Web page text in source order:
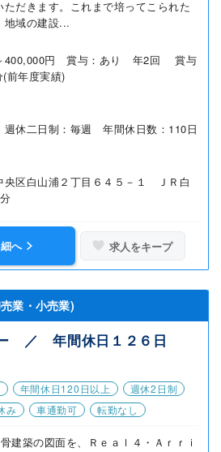
ただきます。これまで培ってこられた
地域の建設...
400,000円 賞与：あり 年2回 賞与
(前年度実績)
休二日制：毎週 年間休日数：110日
央区白山浦２丁目６４５－１ ＪＲ白
へ 求人をキープ
業・小売業)
／ 年間休日１２６日
年間休日120日以上
週休2日制
み 車通勤可 転勤なし
建築の図面を、Ｒｅａｌ４・Ａｒｒｉ